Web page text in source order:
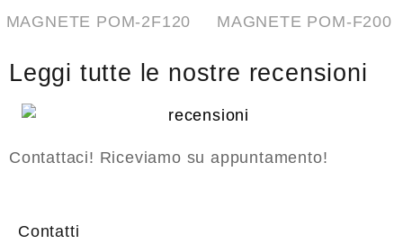
MAGNETE POM-2F120 MAGNETE POM-F200
Leggi tutte le nostre recensioni
Contattaci! Riceviamo su appuntamento!
Contatti